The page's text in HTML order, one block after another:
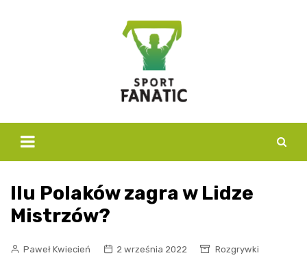
Ilu Polaków zagra w Lidze
Mistrzów?
Paweł Kwiecień 2 września 2022 Rozgrywki